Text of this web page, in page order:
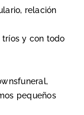
relación
y con todo
pequeños